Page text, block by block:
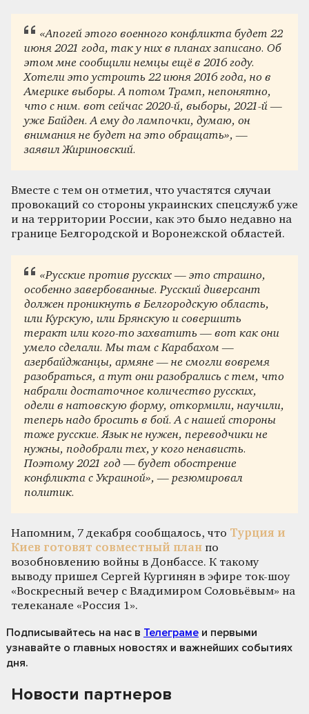
«Апогей этого военного конфликта будет 22
июня 2021 года, так у них в планах записано. Об
этом мне сообщили немцы ещё в 2016 году.
Хотели это устроить 22 июня 2016 года, но в
Америке выборы. А потом Трамп, непонятно,
что с ним. вот сейчас 2020-й, выборы, 2021-й —
уже Байден. А ему до лампочки, думаю, он
внимания не будет на это обращать», —
заявил Жириновский.
Вместе с тем он отметил, что участятся случаи
провокаций со стороны украинских спецслужб уже
и на территории России, как это было недавно на
границе Белгородской и Воронежской областей.
«Русские против русских — это страшно,
особенно завербованные. Русский диверсант
должен проникнуть в Белгородскую область,
или Курскую, или Брянскую и совершить
теракт или кого-то захватить — вот как они
умело сделали. Мы там с Карабахом —
азербайджанцы, армяне — не смогли вовремя
разобраться, а тут они разобрались с тем, что
набрали достаточное количество русских,
одели в натовскую форму, откормили, научили,
теперь надо бросить в бой. А с нашей стороны
тоже русские. Язык не нужен, переводчики не
нужны, подобрали тех, у кого ненависть.
Поэтому 2021 год — будет обострение
конфликта с Украиной», — резюмировал
политик.
Напомним, 7 декабря сообщалось, что Турция и
Киев готовят совместный план по
возобновлению войны в Донбассе. К такому
выводу пришел Сергей Кургинян в эфире ток-шоу
«Воскресный вечер с Владимиром Соловьёвым» на
телеканале «Россия 1».
Подписывайтесь на нас в Телеграме и первыми
узнавайте о главных новостях и важнейших событиях
дня.
Новости партнеров